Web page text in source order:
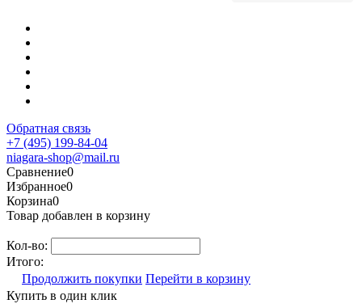
Обратная связь
+7 (495) 199-84-04
niagara-shop@mail.ru
Сравнение0
Избранное0
Корзина0
Товар добавлен в корзину
Кол-во:
Итого:
Продолжить покупки Перейти в корзину
Купить в один клик